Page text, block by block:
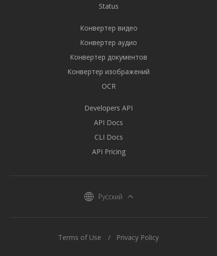
Status
Конвертер видео
Конвертер аудио
Конвертер документов
Конвертер изображений
OCR
Developers API
API Docs
CLI Docs
API Pricing
Русский
Terms of Use Privacy Policy